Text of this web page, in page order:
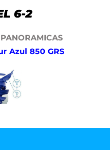
Azul 850 GRS